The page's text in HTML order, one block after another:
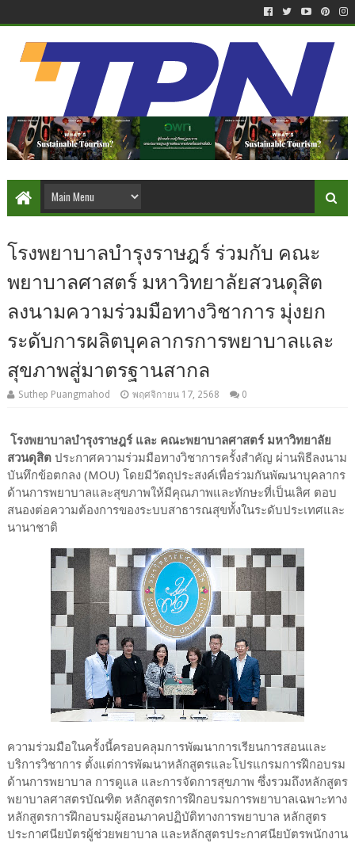
โรงพยาบาลบำรุงราษฎร์ ร่วมกับ คณะ
พยาบาลศาสตร์ มหาวิทยาลัยสวนดุสิต
ลงนามความร่วมมือทางวิชาการ มุ่งยก
ระดับการผลิตบุคลากรการพยาบาลและ
สุขภาพสู่มาตรฐานสากล
Suthep Puangmahod พฤศจิกายน 17, 2568 0
โรงพยาบาลบำรุงราษฎร์ และ คณะพยาบาลศาสตร์ มหาวิทยาลัย
สวนดุสิตประกาศความร่วมมือทางวิชาการครั้งสำคัญ ผ่านพิธีลงนาม
บันทึกข้อตกลง (MOU) โดยมีวัตถุประสงค์เพื่อร่วมกันพัฒนาบุคลากร
ด้านการพยาบาลและสุขภาพให้มีคุณภาพและทักษะที่เป็นเลิศ ตอบ
สนองต่อความต้องการของระบบสาธารณสุขทั้งในระดับประเทศและ
นานาชาติ
ความร่วมมือในครั้งนี้ครอบคลุมการพัฒนาการเรียนการสอนและ
บริการวิชาการ ตั้งแต่การพัฒนาหลักสูตรและโปรแกรมการฝึกอบรม
ด้านการพยาบาล การดูแล และการจัดการสุขภาพ ซึ่งรวมถึงหลักสูตร
พยาบาลศาสตรบัณฑิต หลักสูตรการฝึกอบรมการพยาบาลเฉพาะทาง
หลักสูตรการฝึกอบรมผู้สอนภาคปฏิบัติทางการพยาบาล หลักสูตร
ประกาศนียบัตรผู้ช่วยพยาบาล และหลักสูตรประกาศนียบัตรพนักงาน